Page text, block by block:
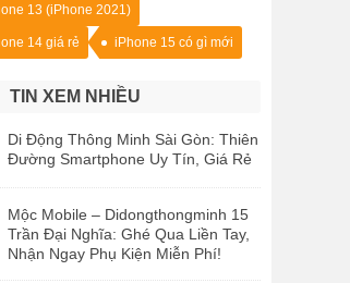
13 (iPhone 2021)
14 giá rẻ iPhone 15 có gì mới
TIN XEM NHIỀU
Di Động Thông Minh Sài Gòn: Thiên
Đường Smartphone Uy Tín, Giá Rẻ
Mộc Mobile – Didongthongminh 15
Trần Đại Nghĩa: Ghé Qua Liền Tay,
Nhận Ngay Phụ Kiện Miễn Phí!